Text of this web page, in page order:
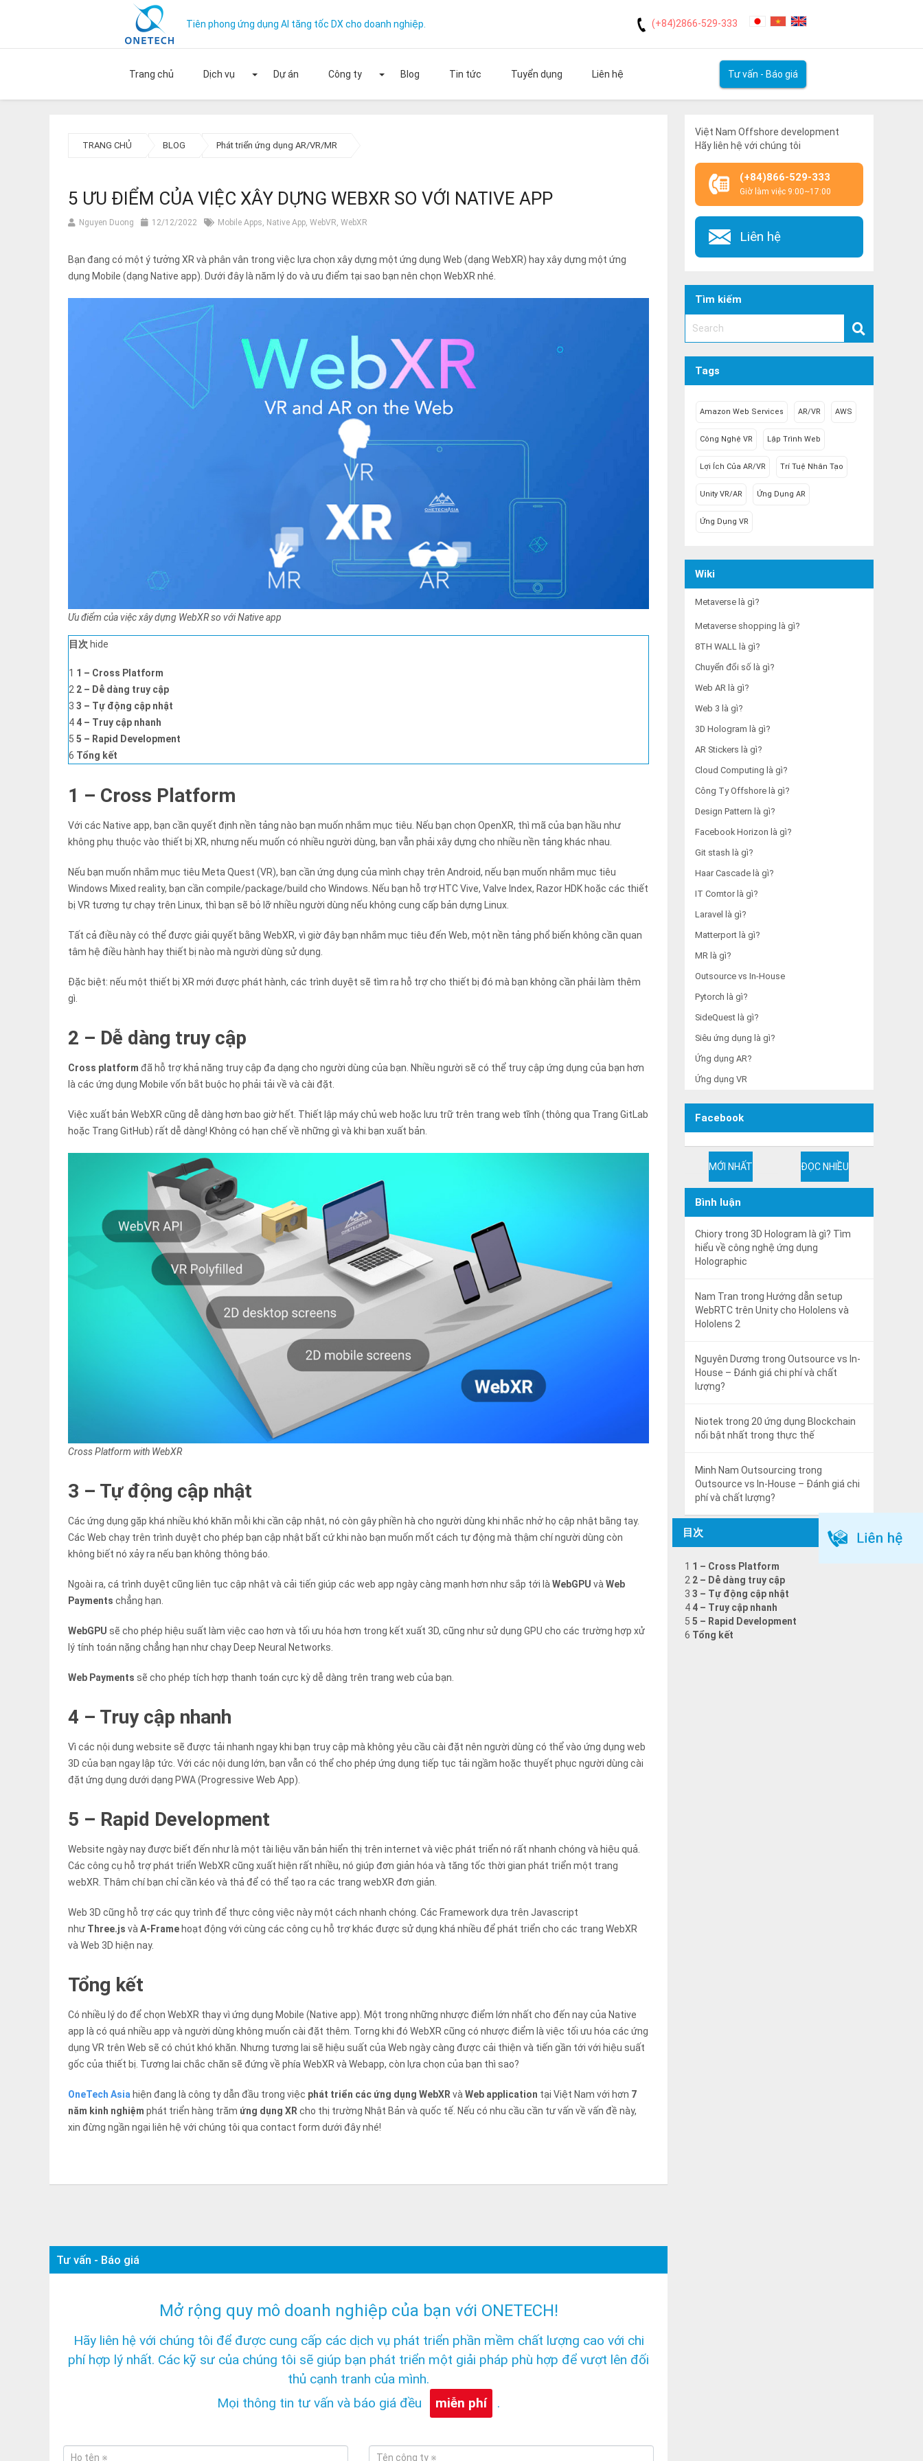
Tiên phong ứng dụng AI tăng tốc DX cho doanh nghiệp. (+84)2866-529-333
Trang chủ Dịch vụ Dự án Công ty Blog Tin tức Tuyển dụng Liên hệ Tư vấn - Báo giá
TRANG CHỦ BLOG Phát triển ứng dụng AR/VR/MR
5 ƯU ĐIỂM CỦA VIỆC XÂY DỰNG WEBXR SO VỚI NATIVE APP
Nguyen Duong 12/12/2022 Mobile Apps, Native App, WebVR, WebXR
Bạn đang có một ý tưởng XR và phân vân trong việc lựa chọn xây dựng một ứng dụng Web (dạng WebXR) hay xây dựng một ứng
dụng Mobile (dạng Native app). Dưới đây là năm lý do và ưu điểm tại sao bạn nên chọn WebXR nhé.
Ưu điểm của việc xây dựng WebXR so với Native app
目次 hide
1 1 – Cross Platform
2 2 – Dễ dàng truy cập
3 3 – Tự động cập nhật
4 4 – Truy cập nhanh
5 5 – Rapid Development
6 Tổng kết
1 – Cross Platform
Với các Native app, bạn cần quyết định nền tảng nào bạn muốn nhắm mục tiêu. Nếu bạn chọn OpenXR, thì mã của bạn hầu như
không phụ thuộc vào thiết bị XR, nhưng nếu muốn có nhiều người dùng, bạn vẫn phải xây dựng cho nhiều nền tảng khác nhau.
Nếu bạn muốn nhắm mục tiêu Meta Quest (VR), bạn cần ứng dụng của mình chạy trên Android, nếu bạn muốn nhắm mục tiêu
Windows Mixed reality, bạn cần compile/package/build cho Windows. Nếu bạn hỗ trợ HTC Vive, Valve Index, Razor HDK hoặc các thiết
bị VR tương tự chạy trên Linux, thì bạn sẽ bỏ lỡ nhiều người dùng nếu không cung cấp bản dựng Linux.
Tất cả điều này có thể được giải quyết bằng WebXR, vì giờ đây bạn nhắm mục tiêu đến Web, một nền tảng phổ biến không cần quan
tâm hệ điều hành hay thiết bị nào mà người dùng sử dụng.
Đặc biệt: nếu một thiết bị XR mới được phát hành, các trình duyệt sẽ tìm ra hỗ trợ cho thiết bị đó mà bạn không cần phải làm thêm
gì.
2 – Dễ dàng truy cập
Cross platform đã hỗ trợ khả năng truy cập đa dạng cho người dùng của bạn. Nhiều người sẽ có thể truy cập ứng dụng của bạn hơn
là các ứng dụng Mobile vốn bắt buộc họ phải tải về và cài đặt.
Việc xuất bản WebXR cũng dễ dàng hơn bao giờ hết. Thiết lập máy chủ web hoặc lưu trữ trên trang web tĩnh (thông qua Trang GitLab
hoặc Trang GitHub) rất dễ dàng! Không có hạn chế về những gì và khi bạn xuất bản.
Cross Platform with WebXR
3 – Tự động cập nhật
Các ứng dụng gặp khá nhiều khó khăn mỗi khi cần cập nhật, nó còn gây phiền hà cho người dùng khi nhắc nhở họ cập nhật bằng tay.
Các Web chạy trên trình duyệt cho phép bạn cập nhật bất cứ khi nào bạn muốn mốt cách tự động mà thậm chí người dùng còn
không biết nó xảy ra nếu bạn không thông báo.
Ngoài ra, cá trình duyệt cũng liên tục cập nhật và cải tiến giúp các web app ngày càng mạnh hơn như sắp tới làWebGPU vàWeb
Payments chẳng hạn.
WebGPU sẽ cho phép hiệu suất làm việc cao hơn và tối ưu hóa hơn trong kết xuất 3D, cũng như sử dụng GPU cho các trường hợp xử
lý tính toán nặng chẳng hạn như chạy Deep Neural Networks.
Web Payments sẽ cho phép tích hợp thanh toán cực kỳ dễ dàng trên trang web của bạn.
4 – Truy cập nhanh
Vì các nội dung website ​​sẽ được tải nhanh ngay khi bạn truy cập mà không yêu cầu cài đặt nên người dùng có thể vào ứng dụng web
3D của bạn ngay lập tức. Với các nội dung lớn, bạn vẫn có thể cho phép ứng dụng tiếp tục tải ngầm hoặc thuyết phục người dùng cài
đặt ứng dụng dưới dạng PWA (Progressive Web App).
5 – Rapid Development
Website ngày nay được biết đến như là một tài liệu văn bản hiển thị trên internet và việc phát triển nó rất nhanh chóng và hiệu quả.
Các công cụ hỗ trợ phát triển WebXR cũng xuất hiện rất nhiều, nó giúp đơn giản hóa và tăng tốc thời gian phát triển một trang
webXR. Thâm chí bạn chỉ cần kéo và thả để có thể tạo ra các trang webXR đơn giản.
Web 3D cũng hỗ trợ các quy trình để thực công việc này một cách nhanh chóng. Các Framework dựa trên Javascript
như Three.js vàA-Frame hoạt động với cùng các công cụ hỗ trợ khác được sử dụng khá nhiều để phát triển cho các trang WebXR
và Web 3D hiện nay.
Tổng kết
Có nhiều lý do để chọn WebXR thay vì ứng dụng Mobile (Native app). Một trong những nhược điểm lớn nhất cho đến nay của Native
app là có quá nhiều app và người dùng không muốn cài đặt thêm. Torng khi đó WebXR cũng có nhược điểm là việc tối ưu hóa các ứng
dụng VR trên Web sẽ có chút khó khăn. Nhưng tương lai sẽ hiệu suất của Web ngày càng được cải thiện và tiến gần tới với hiệu suất
gốc của thiết bị. Tương lai chắc chăn sẽ đứng về phía WebXR và Webapp, còn lựa chọn của bạn thì sao?
OneTech Asia hiện đang là công ty dẫn đầu trong việc phát triển các ứng dụng WebXRvàWeb application tại Việt Nam với hơn 7
năm kinh nghiệm phát triển hàng trăm ứng dụng XRcho thị trường Nhật Bản và quốc tế. Nếu có nhu cầu cần tư vấn về vấn đề này,
xin đừng ngần ngại liên hệ với chúng tôi qua contact form dưới đây nhé!
Tư vấn - Báo giá
Mở rộng quy mô doanh nghiệp của bạn với ONETECH!
Hãy liên hệ với chúng tôi để được cung cấp các dịch vụ phát triển phần mềm chất lượng cao với chi
phí hợp lý nhất. Các kỹ sư của chúng tôi sẽ giúp bạn phát triển một giải pháp phù hợp để vượt lên đối
thủ cạnh tranh của mình.
Mọi thông tin tư vấn và báo giá đều
miễn phí .
Việt Nam Offshore development
Hãy liên hệ với chúng tôi
(+84)866-529-333
Giờ làm việc 9:00~17:00
Liên hệ
Tìm kiếm
Tags
Amazon Web Services AR/VR AWS
Công Nghệ VR Lập Trình Web
Lợi Ích Của AR/VR Trí Tuệ Nhân Tạo
Unity VR/AR Ứng Dụng AR
Ứng Dụng VR
Wiki
Metaverse là gì?
Metaverse shopping là gì?
8TH WALL là gì?
Chuyển đổi số là gì?
Web AR là gì?
Web 3 là gì?
3D Hologram là gì?
AR Stickers là gì?
Cloud Computing là gì?
Công Ty Offshore là gì?
Design Pattern là gì?
Facebook Horizon là gì?
Git stash là gì?
Haar Cascade là gì?
IT Comtor là gì?
Laravel là gì?
Matterport là gì?
MR là gì?
Outsource vs In-House
Pytorch là gì?
SideQuest là gì?
Siêu ứng dụng là gì?
Ứng dụng AR?
Ứng dụng VR
Facebook
MỚI NHẤT ĐỌC NHIỀU
Bình luận
Chiory trong 3D Hologram là gì? Tìm
hiểu về công nghệ ứng dụng
Holographic
Nam Tran trong Hướng dẫn setup
WebRTC trên Unity cho Hololens và
Hololens 2
Nguyên Dương trong Outsource vs In-
House – Đánh giá chi phí và chất
lượng?
Niotek trong 20 ứng dụng Blockchain
nổi bật nhất trong thực thế
Minh Nam Outsourcing trong
Outsource vs In-House – Đánh giá chi
phí và chất lượng?
目次
1 1 – Cross Platform
2 2 – Dễ dàng truy cập
3 3 – Tự động cập nhật
4 4 – Truy cập nhanh
5 5 – Rapid Development
6 Tổng kết
Mở rộng quy mô doanh nghiệp của bạn với ONETECH!
miễn phí
Nếu bạn đồng ý với những điều trên, vui lòng nhấp vào nút "Gửi"
Một email trả lời tự động sẽ được gửi đến địa chỉ email bạn đã nhập, vì vậy hãy kiểm tra điều đó.